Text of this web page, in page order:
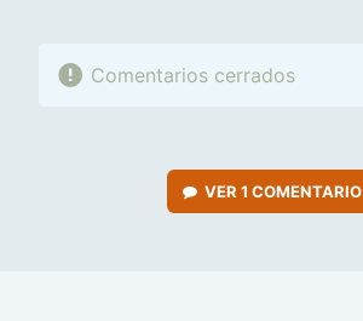
Comentarios cerrados
VER 1 COMENTARIO